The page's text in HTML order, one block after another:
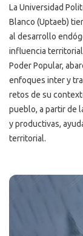
La Universidad
Blanco (Uptaeb)
al desarrollo
influencia
Poder Popular,
enfoques inter y
retos de su
pueblo, a partir de
y productivas,
territorial.